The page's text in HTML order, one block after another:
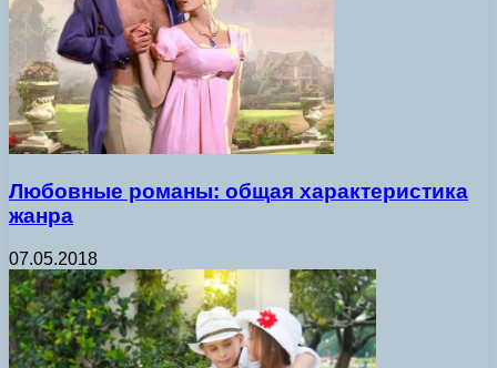
Любовные романы: общая характеристика
жанра
07.05.2018